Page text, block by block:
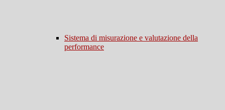
Sistema di misurazione e valutazione della
performance